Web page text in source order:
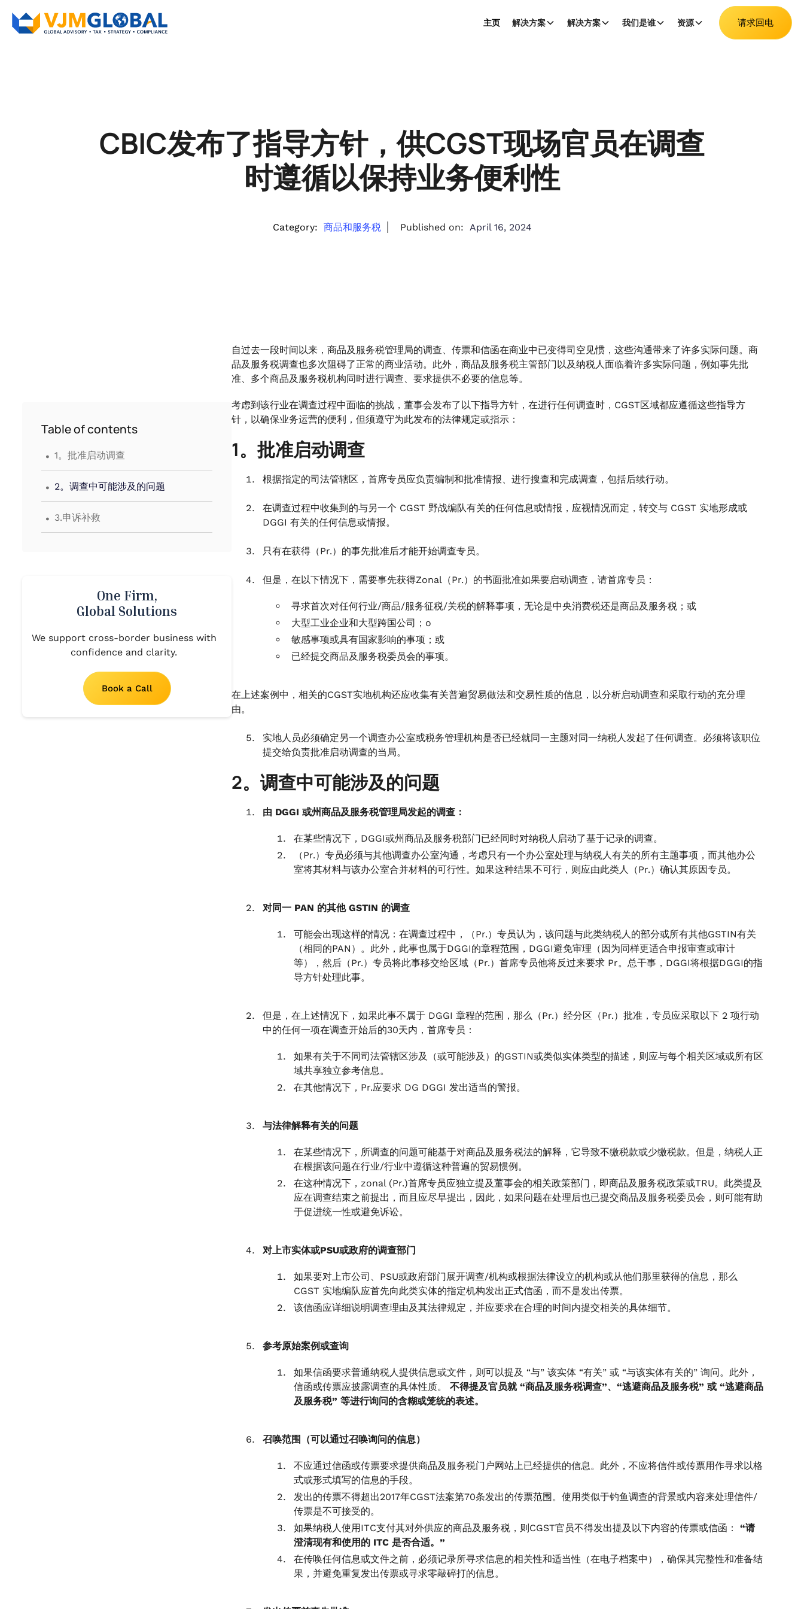
主页 解决方案 解决方案 我们是谁 资源 请求回电
CBIC发布了指导方针，供CGST现场官员在调查
时遵循以保持业务便利性
Category: 商品和服务税 Published on: April 16, 2024
Table of contents
. 1。批准启动调查
. 2。调查中可能涉及的问题
. 3.申诉补救
One Firm,
Global Solutions
We support cross-border business with
confidence and clarity.
Book a Call
自过去一段时间以来，商品及服务税管理局的调查、传票和信函在商业中已变得司空见惯，这些沟通带来了许多实际问题。商
品及服务税调查也多次阻碍了正常的商业活动。此外，商品及服务税主管部门以及纳税人面临着许多实际问题，例如事先批
准、多个商品及服务税机构同时进行调查、要求提供不必要的信息等。
考虑到该行业在调查过程中面临的挑战，董事会发布了以下指导方针，在进行任何调查时，CGST区域都应遵循这些指导方
针，以确保业务运营的便利，但须遵守为此发布的法律规定或指示：
1。批准启动调查
根据指定的司法管辖区，首席专员应负责编制和批准情报、进行搜查和完成调查，包括后续行动。
在调查过程中收集到的与另一个 CGST 野战编队有关的任何信息或情报，应视情况而定，转交与 CGST 实地形成或
DGGI 有关的任何信息或情报。
只有在获得（Pr.）的事先批准后才能开始调查专员。
但是，在以下情况下，需要事先获得Zonal（Pr.）的书面批准如果要启动调查，请首席专员：
寻求首次对任何行业/商品/服务征税/关税的解释事项，无论是中央消费税还是商品及服务税；或
大型工业企业和大型跨国公司；o
敏感事项或具有国家影响的事项；或
已经提交商品及服务税委员会的事项。
在上述案例中，相关的CGST实地机构还应收集有关普遍贸易做法和交易性质的信息，以分析启动调查和采取行动的充分理
由。
实地人员必须确定另一个调查办公室或税务管理机构是否已经就同一主题对同一纳税人发起了任何调查。必须将该职位
提交给负责批准启动调查的当局。
2。调查中可能涉及的问题
由 DGGI 或州商品及服务税管理局发起的调查：
在某些情况下，DGGI或州商品及服务税部门已经同时对纳税人启动了基于记录的调查。
（Pr.）专员必须与其他调查办公室沟通，考虑只有一个办公室处理与纳税人有关的所有主题事项，而其他办公
室将其材料与该办公室合并材料的可行性。如果这种结果不可行，则应由此类人（Pr.）确认其原因专员。
对同一 PAN 的其他 GSTIN 的调查
可能会出现这样的情况：在调查过程中，（Pr.）专员认为，该问题与此类纳税人的部分或所有其他GSTIN有关
（相同的PAN）。此外，此事也属于DGGI的章程范围，DGGI避免审理（因为同样更适合申报审查或审计
等），然后（Pr.）专员将此事移交给区域（Pr.）首席专员他将反过来要求 Pr。总干事，DGGI将根据DGGI的指
导方针处理此事。
但是，在上述情况下，如果此事不属于 DGGI 章程的范围，那么（Pr.）经分区（Pr.）批准，专员应采取以下 2 项行动
中的任何一项在调查开始后的30天内，首席专员：
如果有关于不同司法管辖区涉及（或可能涉及）的GSTIN或类似实体类型的描述，则应与每个相关区域或所有区
域共享独立参考信息。
在其他情况下，Pr.应要求 DG DGGI 发出适当的警报。
与法律解释有关的问题
在某些情况下，所调查的问题可能基于对商品及服务税法的解释，它导致不缴税款或少缴税款。但是，纳税人正
在根据该问题在行业/行业中遵循这种普遍的贸易惯例。
在这种情况下，zonal (Pr.)首席专员应独立提及董事会的相关政策部门，即商品及服务税政策或TRU。此类提及
应在调查结束之前提出，而且应尽早提出，因此，如果问题在处理后也已提交商品及服务税委员会，则可能有助
于促进统一性或避免诉讼。
对上市实体或PSU或政府的调查部门
如果要对上市公司、PSU或政府部门展开调查/机构或根据法律设立的机构或从他们那里获得的信息，那么
CGST 实地编队应首先向此类实体的指定机构发出正式信函，而不是发出传票。
该信函应详细说明调查理由及其法律规定，并应要求在合理的时间内提交相关的具体细节。
参考原始案例或查询
如果信函要求普通纳税人提供信息或文件，则可以提及 “与” 该实体 “有关” 或 “与该实体有关的” 询问。此外，
信函或传票应披露调查的具体性质。 不得提及官员就 “商品及服务税调查”、“逃避商品及服务税” 或 “逃避商品
及服务税” 等进行询问的含糊或笼统的表述。
召唤范围（可以通过召唤询问的信息）
不应通过信函或传票要求提供商品及服务税门户网站上已经提供的信息。此外，不应将信件或传票用作寻求以格
式或形式填写的信息的手段。
发出的传票不得超出2017年CGST法案第70条发出的传票范围。使用类似于钓鱼调查的背景或内容来处理信件/
传票是不可接受的。
如果纳税人使用ITC支付其对外供应的商品及服务税，则CGST官员不得发出提及以下内容的传票或信函： “请
澄清现有和使用的 ITC 是否合适。”
在传唤任何信息或文件之前，必须记录所寻求信息的相关性和适当性（在电子档案中），确保其完整性和准备结
果，并避免重复发出传票或寻求零敲碎打的信息。